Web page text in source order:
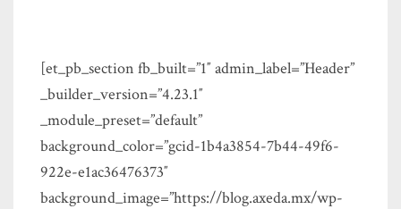
[et_pb_section fb_built=”1″ admin_label=”Header”
_builder_version=”4.23.1″
_module_preset=”default”
background_color=”gcid-1b4a3854-7b44-49f6-
922e-e1ac36476373″
background_image=”https://blog.axeda.mx/wp-